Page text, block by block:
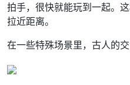
拍手，很快就能玩到一起。
拉近距离。
在一些特殊场景里，古人的